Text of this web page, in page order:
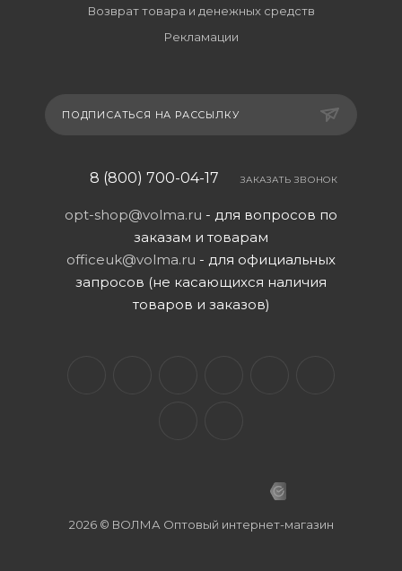
Возврат товара и денежных средств
Рекламации
ПОДПИСАТЬСЯ НА РАССЫЛКУ
8 (800) 700-04-17 ЗАКАЗАТЬ ЗВОНОК
opt-shop@volma.ru - для вопросов по
заказам и товарам
officeuk@volma.ru - для официальных
запросов (не касающихся наличия
товаров и заказов)
2026 © ВОЛМА Оптовый интернет-магазин